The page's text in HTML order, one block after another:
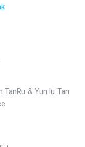
& Yun lu Tan